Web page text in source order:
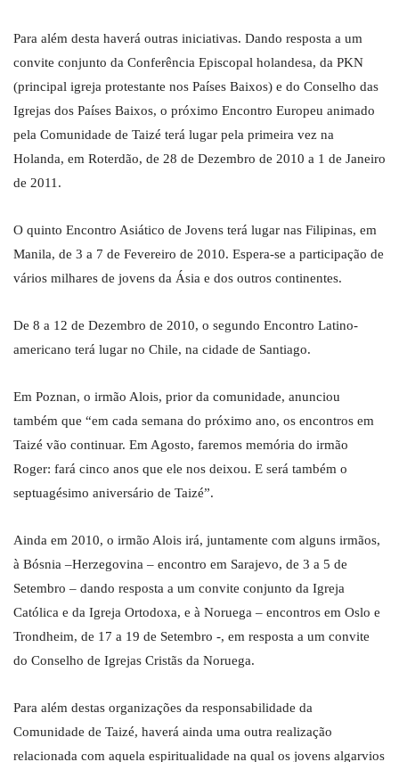
Para além desta haverá outras iniciativas. Dando resposta a um
convite conjunto da Conferência Episcopal holandesa, da PKN
(principal igreja protestante nos Países Baixos) e do Conselho das
Igrejas dos Países Baixos, o próximo Encontro Europeu animado
pela Comunidade de Taizé terá lugar pela primeira vez na
Holanda, em Roterdão, de 28 de Dezembro de 2010 a 1 de Janeiro
de 2011.
O quinto Encontro Asiático de Jovens terá lugar nas Filipinas, em
Manila, de 3 a 7 de Fevereiro de 2010. Espera-se a participação de
vários milhares de jovens da Ásia e dos outros continentes.
De 8 a 12 de Dezembro de 2010, o segundo Encontro Latino-
americano terá lugar no Chile, na cidade de Santiago.
Em Poznan, o irmão Alois, prior da comunidade, anunciou
também que “em cada semana do próximo ano, os encontros em
Taizé vão continuar. Em Agosto, faremos memória do irmão
Roger: fará cinco anos que ele nos deixou. E será também o
septuagésimo aniversário de Taizé”.
Ainda em 2010, o irmão Alois irá, juntamente com alguns irmãos,
à Bósnia –Herzegovina – encontro em Sarajevo, de 3 a 5 de
Setembro – dando resposta a um convite conjunto da Igreja
Católica e da Igreja Ortodoxa, e à Noruega – encontros em Oslo e
Trondheim, de 17 a 19 de Setembro -, em resposta a um convite
do Conselho de Igrejas Cristãs da Noruega.
Para além destas organizações da responsabilidade da
Comunidade de Taizé, haverá ainda uma outra realização
relacionada com aquela espiritualidade na qual os jovens algarvios